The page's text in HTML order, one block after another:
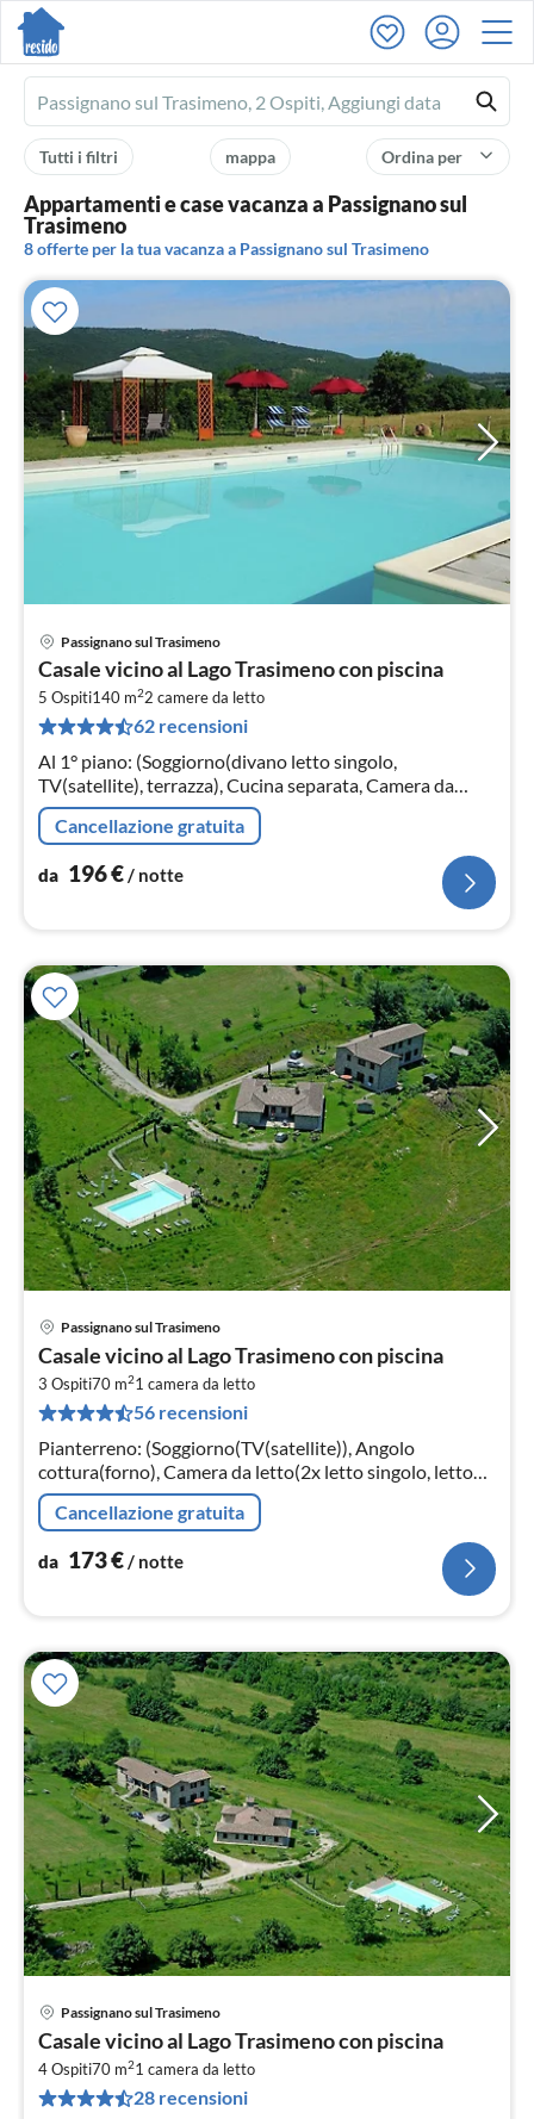
Ferienhausmiete
logo
Ordina per
mappa
Tutti i filtri
Appartamenti e case vacanza a Passignano sul
Trasimeno
8 offerte per la tua vacanza a Passignano sul Trasimeno
Passignano sul Trasimeno
Casale vicino al Lago Trasimeno con piscina
5 Ospiti140 m22 camere da letto
62 recensioni
Al 1° piano: (Soggiorno(divano letto singolo,
TV(satellite), terrazza), Cucina separata, Camera da
letto(letto matrimoniale), Camera da letto(3x letto
singolo)
Cancellazione gratuita
da 196€/ notte
Passignano sul Trasimeno
Casale vicino al Lago Trasimeno con piscina
3 Ospiti70 m21 camera da letto
56 recensioni
Pianterreno: (Soggiorno(TV(satellite)), Angolo
cottura(forno), Camera da letto(2x letto singolo, letto
matrimoniale), Bagno(doccia, lavandino, WC))
Cancellazione gratuita
da 173€/ notte
Passignano sul Trasimeno
Casale vicino al Lago Trasimeno con piscina
4 Ospiti70 m21 camera da letto
28 recensioni